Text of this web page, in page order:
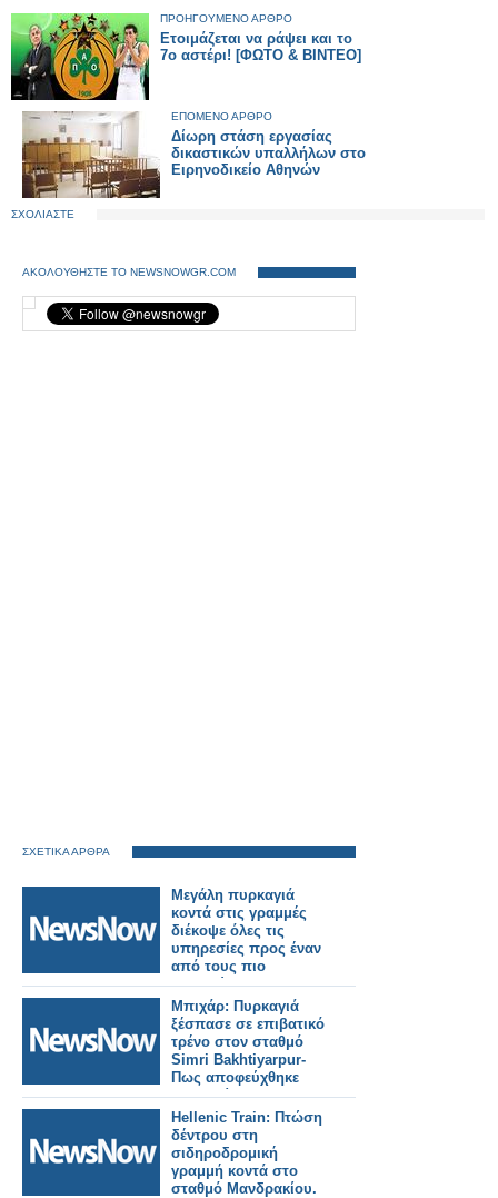
ΠΡΟΗΓΟΥΜΕΝΟ ΑΡΘΡΟ
Ετοιμάζεται να ράψει και το
7ο αστέρι! [ΦΩΤΟ & ΒΙΝΤΕΟ]
ΕΠΟΜΕΝΟ ΑΡΘΡΟ
Δίωρη στάση εργασίας
δικαστικών υπαλλήλων στο
Ειρηνοδικείο Αθηνών
ΣΧΟΛΙΑΣΤΕ
ΑΚΟΛΟΥΘΗΣΤΕ ΤΟ NEWSNOWGR.COM
ΣΧΕΤΙΚΑ ΑΡΘΡΑ
Μεγάλη πυρκαγιά
κοντά στις γραμμές
διέκοψε όλες τις
υπηρεσίες προς έναν
από τους πιο
πολυσύχναστους
σιδηροδρομικούς
σταθμούς του
Λονδίνου.
Μπιχάρ: Πυρκαγιά
ξέσπασε σε επιβατικό
τρένο στον σταθμό
Simri Bakhtiyarpur-
Πως αποφεύχθηκε
τραγωδία.
Hellenic Train: Πτώση
δέντρου στη
σιδηροδρομική
γραμμή κοντά στο
σταθμό Μανδρακίου.